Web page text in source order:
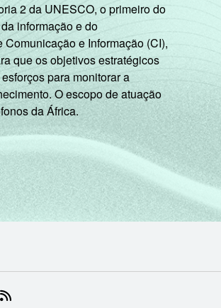
2 da UNESCO, o primeiro do
informação e do
e Informação (CI),
que os objetivos estratégicos
para monitorar a
O escopo de atuação
da África.
EM NOVA ABA)
EM NOVA ABA)
(ABRE EM NOVA ABA)
(ABRE EM NOVA ABA)
NIC.BR (ABRE EM NOVA ABA)
DO NIC.BR (ABRE EM NOVA ABA)
DO NIC.BR (ABRE EM NOVA ABA)
RSS DO NIC.BR (ABRE EM NOVA ABA)